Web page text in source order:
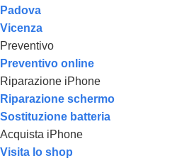
Padova
Vicenza
Preventivo
Preventivo online
Riparazione iPhone
Riparazione schermo
Sostituzione batteria
Acquista iPhone
Visita lo shop